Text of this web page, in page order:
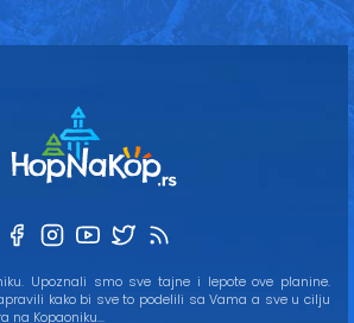
Upoznali smo sve tajne i lepote ove planine.
kako bi sve to podelili sa Vama a sve u cilju
na Kopaoniku...